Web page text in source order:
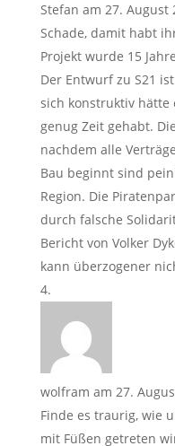
Stefan am 27. August
Schade, damit habt
Projekt wurde 15
Der Entwurf zu S21
sich konstruktiv
genug Zeit gehabt.
nachdem alle
Bau beginnt sind
Region. Die
durch falsche
Bericht von Volker
kann überzogener
wolfram am 27.
Finde es traurig, wie
mit Füßen getreten